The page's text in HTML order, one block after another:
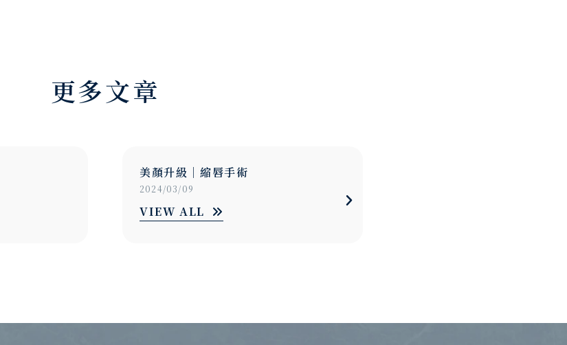
更多文章
眼部美型｜結構式眼袋
2024/03/09
VIEW ALL